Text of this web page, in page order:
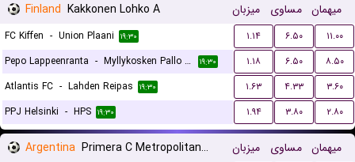
Finland Kakkonen Lohko A میزبان مساوی میهمان
FC Kiffen - Union Plaani ۱۹:۳۰ ۱.۱۴ ۶.۵۰
۱۱.۰۰
Pepo Lappeenranta - Myllykosken Pallo -47 ۱۹:۳۰ ۱.۱۸ ۶.۵۰
۸.۵۰
Atlantis FC - Lahden Reipas ۱۹:۳۰ ۱.۶۳ ۴.۳۳
۳.۶۰
PPJ Helsinki - HPS ۱۹:۳۰ ۱.۹۴ ۳.۸۰ ۲.۸۰
Argentina Primera C Metropolitana Reserves میزبان مساوی میهمان